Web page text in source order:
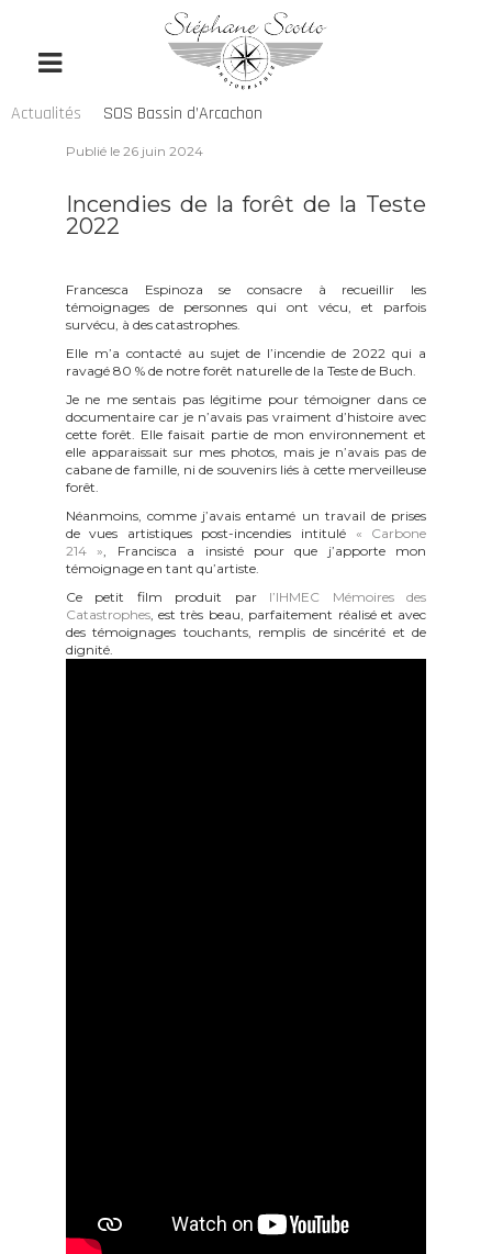
Actualités SOS Bassin d’Arcachon
Publié le 26 juin 2024
Incendies de la forêt de la Teste
2022
Francesca Espinoza se consacre à recueillir les
témoignages de personnes qui ont vécu, et parfois
survécu, à des catastrophes.
Elle m’a contacté au sujet de l’incendie de 2022 qui a
ravagé 80 % de notre forêt naturelle de la Teste de Buch.
Je ne me sentais pas légitime pour témoigner dans ce
documentaire car je n’avais pas vraiment d’histoire avec
cette forêt. Elle faisait partie de mon environnement et
elle apparaissait sur mes photos, mais je n’avais pas de
cabane de famille, ni de souvenirs liés à cette merveilleuse
forêt.
Néanmoins, comme j’avais entamé un travail de prises
de vues artistiques post-incendies intitulé « Carbone
214 », Francisca a insisté pour que j’apporte mon
témoignage en tant qu’artiste.
Ce petit film produit par l’IHMEC Mémoires des
Catastrophes, est très beau, parfaitement réalisé et avec
des témoignages touchants, remplis de sincérité et de
dignité.